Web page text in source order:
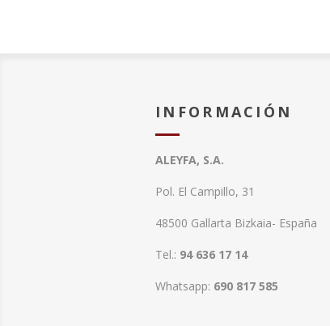
INFORMACIÓN
ALEYFA, S.A.
Pol. El Campillo, 31
48500 Gallarta Bizkaia- España
Tel.: 94 636 17 14
Whatsapp: 690 817 585